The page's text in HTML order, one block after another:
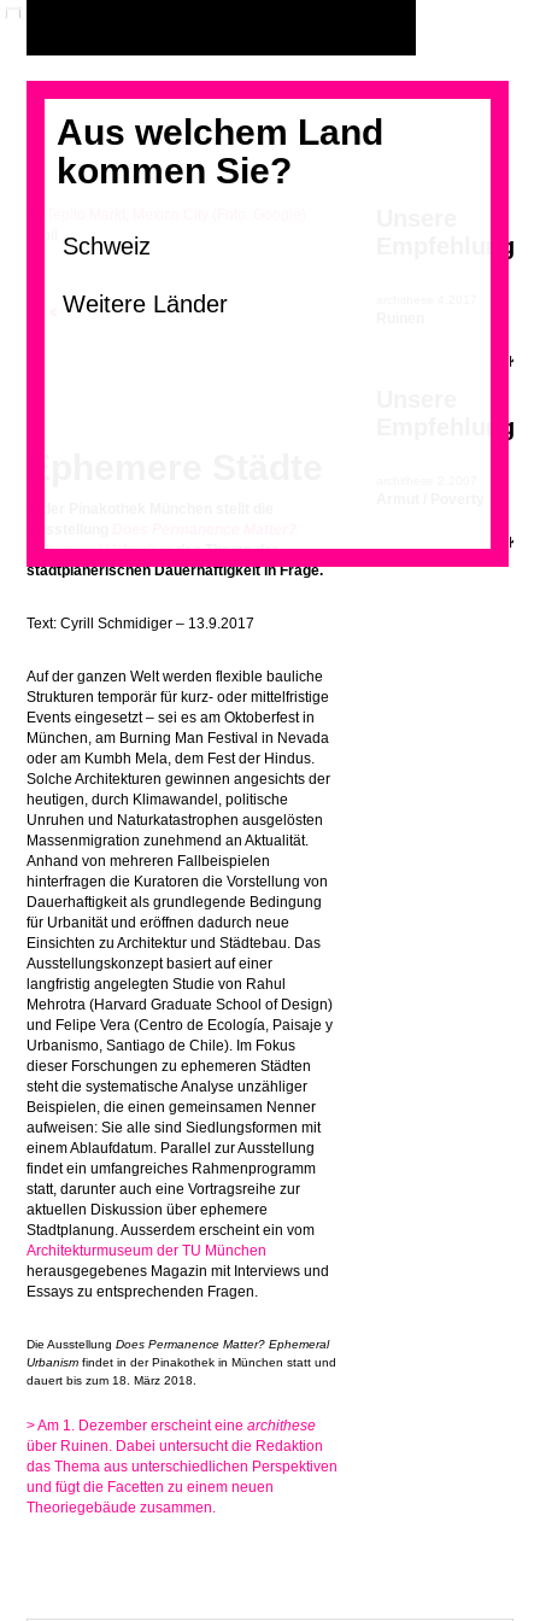
Aus welchem Land
kommen Sie?
Tepito Markt, Mexico City (Foto: Google)
<
Ephemeral Urbanismdas Thema der
stadtplanerischen Dauerhaftigkeit in Frage.
Text: Cyrill Schmidiger – 13.9.2017
Auf der ganzen Welt werden flexible bauliche
Strukturen temporär für kurz- oder mittelfristige
Events eingesetzt – sei es am Oktoberfest in
München, am Burning Man Festival in Nevada
oder am Kumbh Mela, dem Fest der Hindus.
Solche Architekturen gewinnen angesichts der
heutigen, durch Klimawandel, politische
Unruhen und Naturkatastrophen ausgelösten
Massenmigration zunehmend an Aktualität.
Anhand von mehreren Fallbeispielen
hinterfragen die Kuratoren die Vorstellung von
Dauerhaftigkeit als grundlegende Bedingung
für Urbanität und eröffnen dadurch neue
Einsichten zu Architektur und Städtebau. Das
Ausstellungskonzept basiert auf einer
langfristig angelegten Studie von Rahul
Mehrotra (Harvard Graduate School of Design)
und Felipe Vera (Centro de Ecología, Paisaje y
Urbanismo, Santiago de Chile). Im Fokus
dieser Forschungen zu ephemeren Städten
steht die systematische Analyse unzähliger
Beispielen, die einen gemeinsamen Nenner
aufweisen: Sie alle sind Siedlungsformen mit
einem Ablaufdatum. Parallel zur Ausstellung
findet ein umfangreiches Rahmenprogramm
statt, darunter auch eine Vortragsreihe zur
aktuellen Diskussion über ephemere
Stadtplanung. Ausserdem erscheint ein vom
Architekturmuseum der TU München
herausgegebenes Magazin mit Interviews und
Essays zu entsprechenden Fragen.
Die AusstellungDoes Permanence Matter? Ephemeral
Urbanismfindet in der Pinakothek in München statt und
dauert bis zum 18. März 2018.
> Am 1. Dezember erscheint einearchithese
über Ruinen. Dabei untersucht die Redaktion
das Thema aus unterschiedlichen Perspektiven
und fügt die Facetten zu einem neuen
Theoriegebäude zusammen.
Empfehlung
Empfehlung